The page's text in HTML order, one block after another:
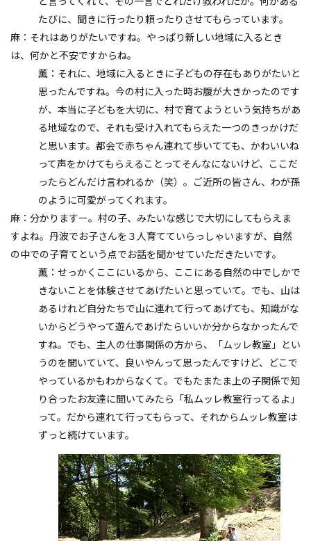
たびに、聞きに行ったり頼ったりさせてもらっています。
麻：それはありがたいですね。やっぱり新しい地域に入るとき
は、何かと不安ですからね。
薫：それに、地域に入るときに子どもの存在もありがたいと
思ったんですね。今の村に入った時お腹が大きかったのです
が、本当に子どもを大切に、村で育てようという気持ちがあ
る地域なので、それも受け入れてもらえた一つのきっかけだ
と思います。都会で赤ちゃん連れて歩いてても、かわいいね
って声をかけてもらえることってそんなにないけど、ここだ
ったらどんだけ言われるか（笑）。ご近所の皆さん、わが孫
のように可愛がってくれます。
麻：分かりますー。村の子、みたいな感じで大切にしてもらえま
すよね。丹波でお子さんを３人育てていらっしゃいますが、自然
の中での子育てという点でお話を聞かせていただきたいです。
薫：せっかくここにいるから、ここにある自然の中でしかで
きないことを体験させてあげたいと思っていて。でも、山は
あるけれど自分たちで山に連れて行ってあげても、知識がな
いからどうやって遊んであげたらいいか分からなかったんで
すね。でも、主人の仕事関係の方から、「ムッレ教室」とい
うのを聞いていて、良いやんって思ったんですけど、どこで
やっているかもわからなくて。でもたまたま上の子関係で知
り合ったお友達に聞いてみたら「私ムッレ教室行ってるよ」
って。だから連れて行ってもらって、それからムッレ教室は
ずっと続けています。